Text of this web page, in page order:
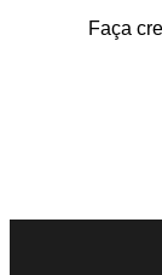
Faça